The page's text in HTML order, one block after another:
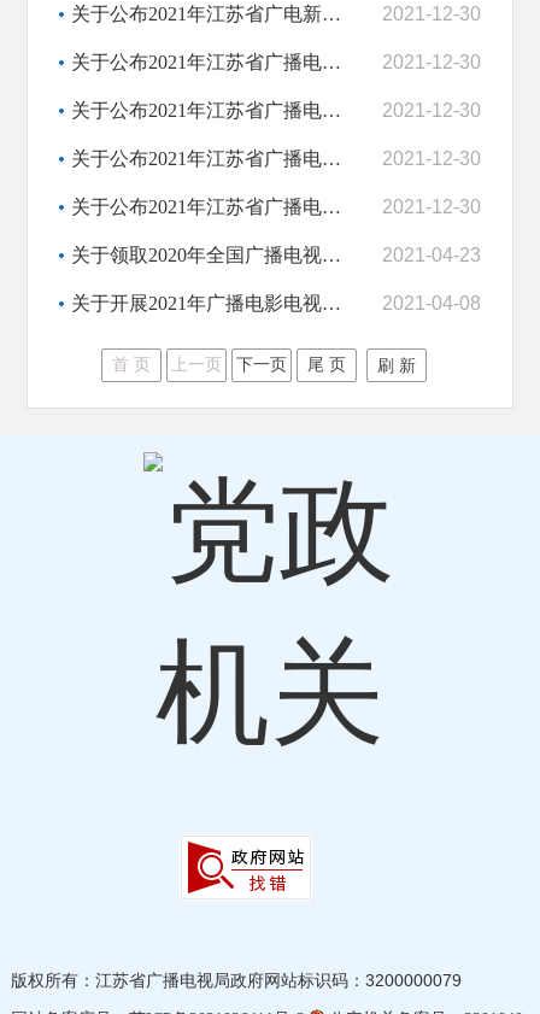
关于公布2021年江苏省广电新闻专业中级初级专业技术资格评审委员会评审结果的通知 2021-12-30
关于公布2021年江苏省广播电视工程专业中级初级专业技术资格评审委员会评审结果的... 2021-12-30
关于公布2021年江苏省广播电视工程专业高级专业技术资格评审委员会评审结果的通知 2021-12-30
关于公布2021年江苏省广播电视播音专业中级初级专业技术资格评审委员会评审结果的... 2021-12-30
关于公布2021年江苏省广播电视播音专业高级专业技术资格评审委员会评审结果的通知 2021-12-30
关于领取2020年全国广播电视编辑记者播音员主持人资格考试合格证的通知 2021-04-23
关于开展2021年广播电影电视工程、广播电视播音和广电新闻（中初级）专业技术资格... 2021-04-08
首 页 上一页 下一页 尾 页 刷 新
版权所有：江苏省广播电视局政府网站标识码：3200000079